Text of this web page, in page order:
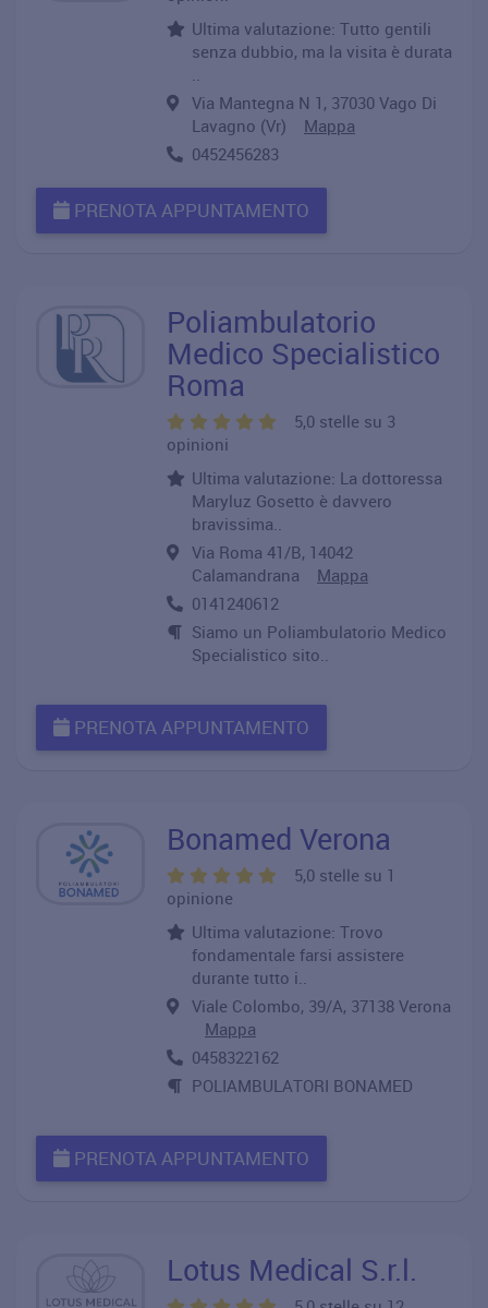
Ultima valutazione: Tutto gentili
senza dubbio, ma la visita è durata
..
Via Mantegna N 1, 37030 Vago Di
Lavagno (Vr) Mappa
0452456283
PRENOTA APPUNTAMENTO
Poliambulatorio
Medico Specialistico
Roma
5,0 stelle su 3
opinioni
Ultima valutazione: La dottoressa
Maryluz Gosetto è davvero
bravissima..
Via Roma 41/B, 14042
Calamandrana Mappa
0141240612
Siamo un Poliambulatorio Medico
Specialistico sito..
PRENOTA APPUNTAMENTO
Bonamed Verona
5,0 stelle su 1
opinione
Ultima valutazione: Trovo
fondamentale farsi assistere
durante tutto i..
Viale Colombo, 39/A, 37138 Verona
Mappa
0458322162
POLIAMBULATORI BONAMED
PRENOTA APPUNTAMENTO
Lotus Medical S.r.l.